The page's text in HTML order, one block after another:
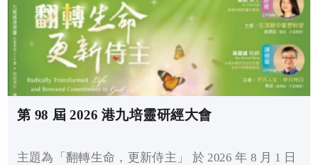
第 98 屆 2026 港九培靈研經大會
主題為「翻轉生命，更新侍主」 於 2026 年 8 月 1 日